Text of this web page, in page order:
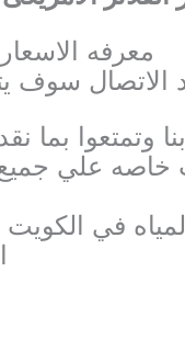
معرفه
الاتصال سوف
وتمتعوا بما
علي جميع
في